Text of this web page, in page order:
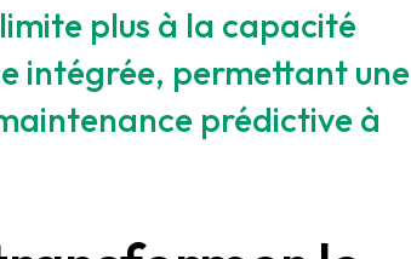
plus à la capacité
intégrée, permettant une
prédictive à